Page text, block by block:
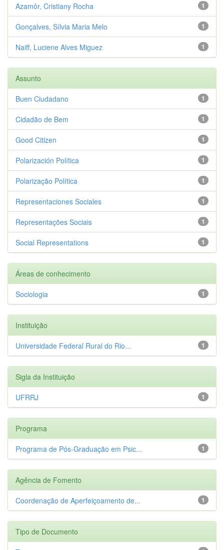
1
Azamôr, Cristiany Rocha
1
Gonçalves, Sílvia Maria Melo
1
Naiff, Luciene Alves Miguez
Assunto
1
Buen Ciudadano
1
Cidadão de Bem
1
Good Citizen
1
Polarización Política
1
Polarização Política
1
Representaciones Sociales
1
Representações Sociais
1
Social Representations
Áreas de conhecimento
1
Sociologia
Instituição
1
Universidade Federal Rural do Rio...
Sigla da Instituição
1
UFRRJ
Programa
1
Programa de Pós-Graduação em Psic...
Agência de Fomento
1
Coordenação de Aperfeiçoamento de...
Tipo de Documento